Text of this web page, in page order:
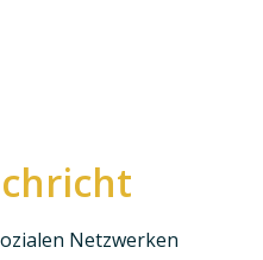
Netzwerken